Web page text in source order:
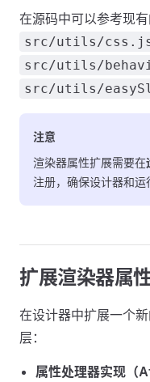
在源码中可以参考现
src/utils/
src/utils/
src/utils/
注意
渲染器属性扩展需要在
注册，确保设计器和运
扩展渲染器属
在设计器中扩展一个
层：
属性处理器实现（